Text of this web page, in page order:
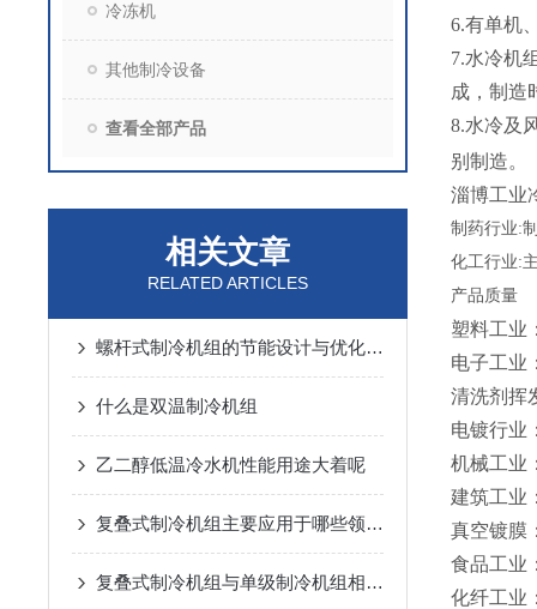
冷冻机
其他制冷设备
查看全部产品
相关文章
RELATED ARTICLES
螺杆式制冷机组的节能设计与优化策略
什么是双温制冷机组
乙二醇低温冷水机性能用途大着呢
复叠式制冷机组主要应用于哪些领域？
复叠式制冷机组与单级制冷机组相比有哪些优势？
6.有单机
7.水冷机
成，制造
8.水冷及
别制造。
淄博工业
制药行业:
化工行业:
产品质量
塑料工业
电子工业
清洗剂挥
电镀行业
机械工业
建筑工业
真空镀膜
食品工业
化纤工业